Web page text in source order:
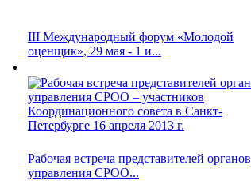
III Международный форум «Молодой
оценщик», 29 мая - 1 и...
Рабочая встреча представителей органов
управления СРОО...